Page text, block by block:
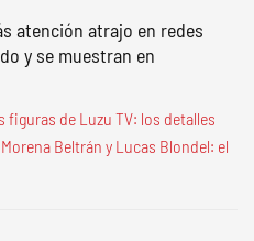
atención atrajo en redes
y se muestran en
de Luzu TV: los detalles
Beltrán y Lucas Blondel: el